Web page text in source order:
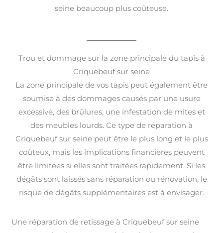
seine beaucoup plus coûteuse.
Trou et dommage sur la zone principale du tapis à
Criquebeuf sur seine
La zone principale de vos tapis peut également être
soumise à des dommages causés par une usure
excessive, des brûlures, une infestation de mites et
des meubles lourds. Ce type de réparation à
Criquebeuf sur seine peut être le plus long et le plus
coûteux, mais les implications financières peuvent
être limitées si elles sont traitées rapidement. Si les
dégâts sont laissés sans réparation ou rénovation, le
risque de dégâts supplémentaires est à envisager.
Une réparation de retissage à Criquebeuf sur seine